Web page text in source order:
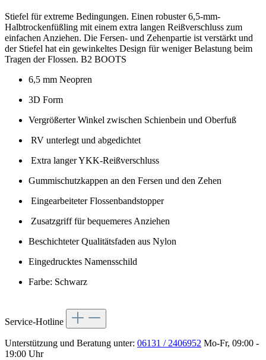
Stiefel für extreme Bedingungen. Einen robuster 6,5-mm-
Halbtrockenfüßling mit einem extra langen Reißverschluss zum
einfachen Anziehen. Die Fersen- und Zehenpartie ist verstärkt und
der Stiefel hat ein gewinkeltes Design für weniger Belastung beim
Tragen der Flossen. B2 BOOTS
6,5 mm Neopren
3D Form
Vergrößerter Winkel zwischen Schienbein und Oberfuß
RV unterlegt und abgedichtet
Extra langer YKK-Reißverschluss
Gummischutzkappen an den Fersen und den Zehen
Eingearbeiteter Flossenbandstopper
Zusatzgriff für bequemeres Anziehen
Beschichteter Qualitätsfaden aus Nylon
Eingedrucktes Namensschild
Farbe: Schwarz
Service-Hotline
Unterstützung und Beratung unter: 06131 / 2406952 Mo-Fr, 09:00 -
19:00 Uhr